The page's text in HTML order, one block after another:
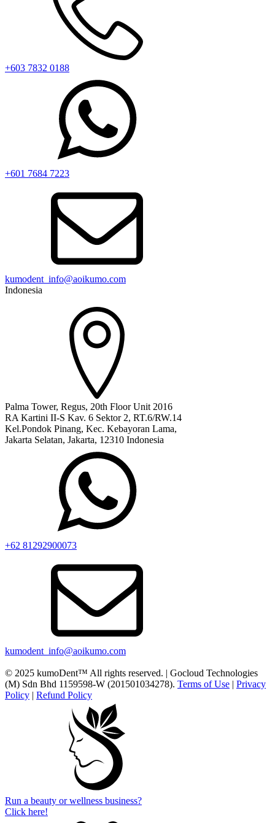
+603 7832 0188
+601 7684 7223
kumodent_info@aoikumo.com
Indonesia
Palma Tower, Regus, 20th Floor Unit 2016
RA Kartini II-S Kav. 6 Sektor 2, RT.6/RW.14
Kel.Pondok Pinang, Kec. Kebayoran Lama,
Jakarta Selatan, Jakarta, 12310 Indonesia
+62 81292900073‬
kumodent_info@aoikumo.com
© 2025 kumoDent™ All rights reserved. | Gocloud Technologies
(M) Sdn Bhd 1159598-W (201501034278). Terms of Use | Privacy
Policy | Refund Policy
Run a beauty or wellness business?
Click here!